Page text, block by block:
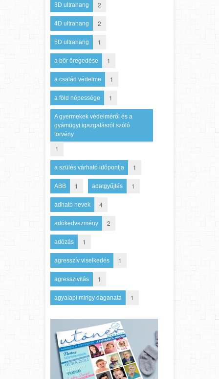
3D ultrahang 2
4D ultrahang 2
5D ultrahang 1
a bőr öregedése 1
a család védelme 1
a föld népessége 1
A gyermekek védelméről és a
gyámügyi igazgatásról szóló
törvény
1
a szülés várható időpontja 1
ABB 1 adatgyűjtés 1
adható nevek 4
adókedvezmény 2
adózás 1
agresszív viselkedés 1
agresszivitás 1
agyalapi mirigy daganata 1